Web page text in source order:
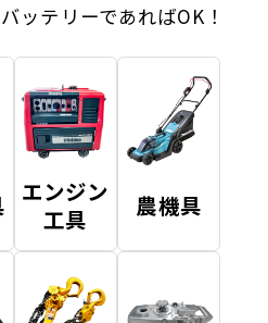
ッテリーであればOK！
エンジン
工具
農機具